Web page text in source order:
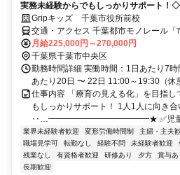
実務未経験からでもしっかりサポート！
Gripキッズ 千葉市役所前校
交通・アクセス 千葉都市モノレール
成千葉線「新千葉駅」徒歩10分
月給225,000円～270,000円
千葉県千葉市中央区
勤務時間詳細 実働時間：1日あたり7
あたり20日 〜 22日 11:00～19:30（休
仕事内容 「療育の見える化」を目指
もしっかりサポート！ 1人1人に向き合
‥…━━━━━━━━━━━━★ ✅児童指
業界未経験者歓迎 変形労働時間制 主婦・主夫
職場見学可
転勤なし 経験不問 未経験者歓迎
残業なし
有資格者歓迎 研修あり 夕方 賞与あ
長期歓迎